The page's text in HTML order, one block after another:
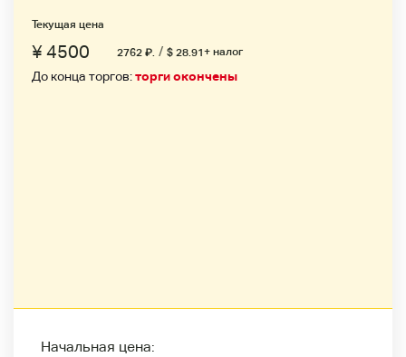
Текущая цена
¥ 4500 2762 ₽. / $ 28.91+ налог
До конца торгов:торги окончены
Начальная цена: